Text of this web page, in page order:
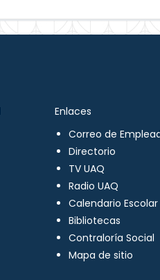
Enlaces
Correo de
Directorio
TV UAQ
Radio UAQ
Calendario Escolar
Bibliotecas
Contraloría Social
Mapa de sitio